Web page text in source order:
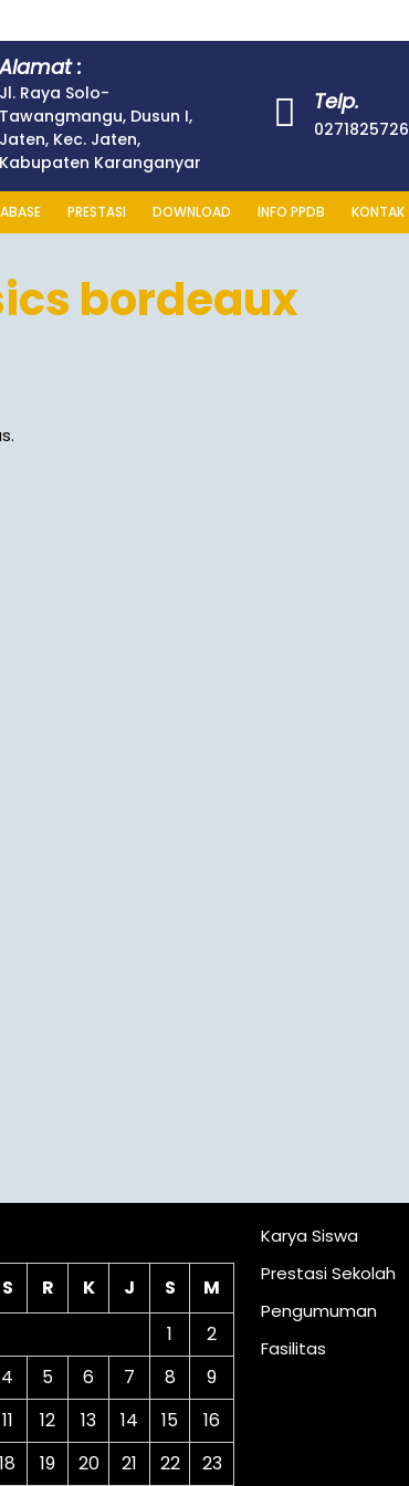
:
Jl. Raya Solo-
Tawangmangu, Dusun I,
Jaten, Kec. Jaten,
Kabupaten Karanganyar
Telp.
0271825726
PRESTASI DOWNLOAD INFO PPDB KONTAK
bordeaux
S R K J S
M
1
2
4 5 6 7 8
9
11 12 13 14 15
16
18 19 20 21 22 23
Karya Siswa
Prestasi Sekolah
Pengumuman
Fasilitas